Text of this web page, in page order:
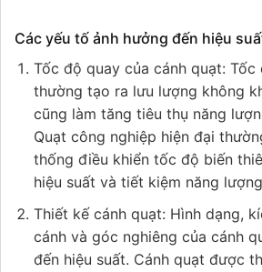
Các yếu tố ảnh hưởng đến hiệu
Tốc độ quay của cánh quạt:
thường tạo ra lưu lượng không
cũng làm tăng tiêu thụ năng
Quạt công nghiệp hiện đại
thống điều khiển tốc độ biến
hiệu suất và tiết kiệm năng
Thiết kế cánh quạt: Hình dạng,
cánh và góc nghiêng của cánh
đến hiệu suất. Cánh quạt được